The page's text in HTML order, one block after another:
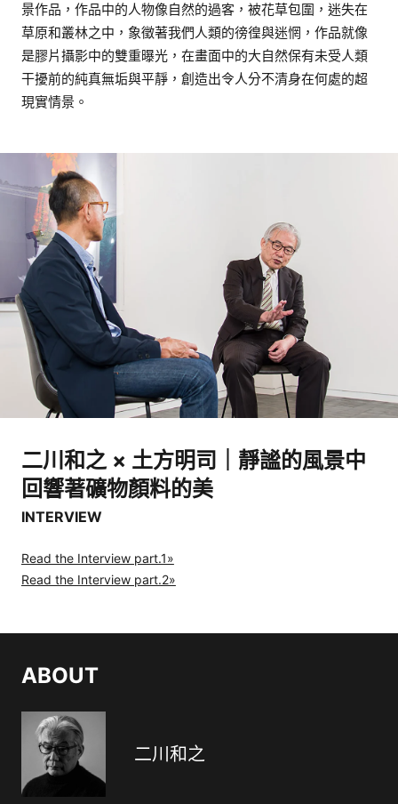
景作品，作品中的人物像自然的過客，被花草包圍，迷失在
草原和叢林之中，象徵著我們人類的徬徨與迷惘，作品就像
是膠片攝影中的雙重曝光，在畫面中的大自然保有未受人類
干擾前的純真無垢與平靜，創造出令人分不清身在何處的超
現實情景。
二川和之 × 土方明司｜靜謐的風景中
回響著礦物顏料的美
INTERVIEW
Read the Interview part.1»
Read the Interview part.2»
ABOUT
二川和之